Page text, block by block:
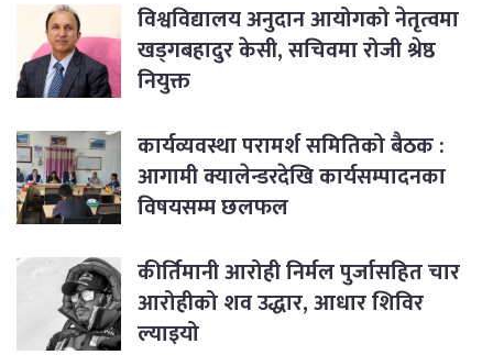
विश्वविद्यालय अनुदान आयोगको नेतृत्वमा
खड्गबहादुर केसी, सचिवमा रोजी श्रेष्ठ
नियुक्त
कार्यव्यवस्था परामर्श समितिको बैठक :
आगामी क्यालेन्डरदेखि कार्यसम्पादनका
विषयसम्म छलफल
कीर्तिमानी आरोही निर्मल पुर्जासहित चार
आरोहीको शव उद्धार, आधार शिविर
ल्याइयो